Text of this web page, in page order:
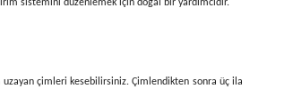
sistemini düzenlemek için doğal bir yardımcıdır.
çimleri kesebilirsiniz. Çimlendikten sonra üç ila